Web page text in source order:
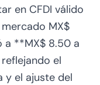
en CFDI válido
MX$
a **MX$ 8.50 a
el
y el ajuste del